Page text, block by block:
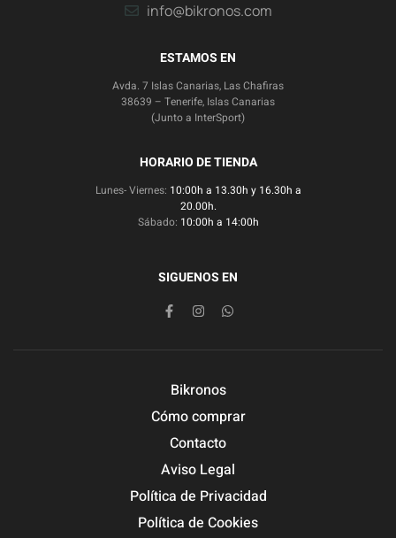
info@bikronos.com
ESTAMOS EN
Avda. 7 Islas Canarias, Las Chafiras
38639 – Tenerife, Islas Canarias
(Junto a InterSport)
HORARIO DE TIENDA
Lunes- Viernes: 10:00h a 13.30h y 16.30h a
20.00h.
Sábado: 10:00h a 14:00h
SIGUENOS EN
Bikronos
Cómo comprar
Contacto
Aviso Legal
Política de Privacidad
Política de Cookies